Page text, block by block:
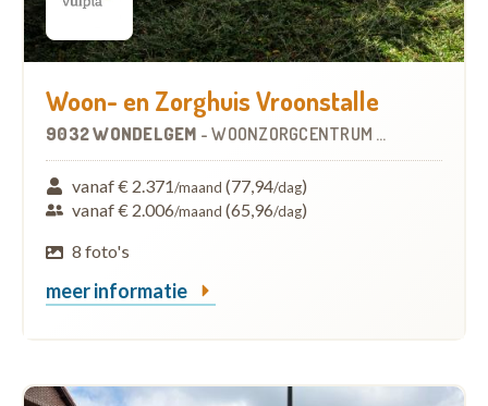
Woon- en Zorghuis Vroonstalle
9032 WONDELGEM -WOONZORGCENTRUM (WZC)
vanaf € 2.371/maand (77,94/dag)
vanaf € 2.006/maand (65,96/dag)
8 foto's
meer informatie